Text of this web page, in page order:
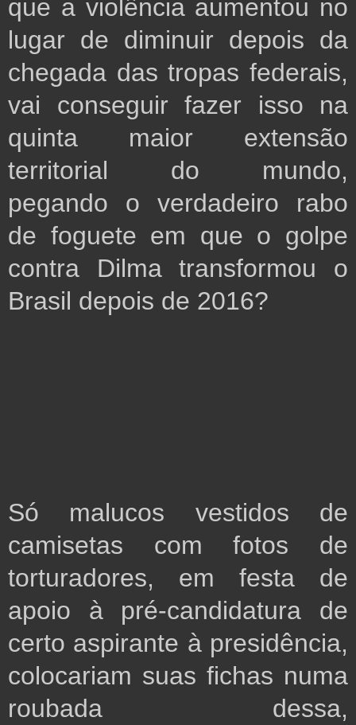
que a violência aumentou no
lugar de diminuir depois da
chegada das tropas federais,
vai conseguir fazer isso na
quinta maior extensão
territorial do mundo,
pegando o verdadeiro rabo
de foguete em que o golpe
contra Dilma transformou o
Brasil depois de 2016?
Só malucos vestidos de
camisetas com fotos de
torturadores, em festa de
apoio à pré-candidatura de
certo aspirante à presidência,
colocariam suas fichas numa
roubada dessa,